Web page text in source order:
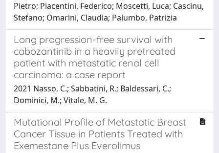
Pietro; Piacentini, Federico; Moscetti, Luca; Cascinu,
Stefano; Omarini, Claudia; Palumbo, Patrizia
Long progression-free survival with
cabozantinib in a heavily pretreated
patient with metastatic renal cell
carcinoma: a case report
2021 Nasso, C.; Sabbatini, R.; Baldessari, C.;
Dominici, M.; Vitale, M. G.
Mutational Profile of Metastatic Breast
Cancer Tissue in Patients Treated with
Exemestane Plus Everolimus